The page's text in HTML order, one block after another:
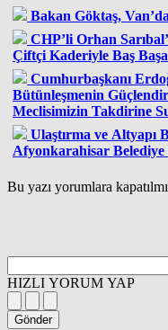
Bakan Göktaş,
CHP’li Orhan
Çiftçi Kaderiyle Baş
Cumhurbaşkanı
Bütünleşmenin
Meclisimizin Takdirine
Ulaştırma ve Altyapı
Afyonkarahisar
Bu yazı yorumlara
HIZLI YORUM YAP
Gönder